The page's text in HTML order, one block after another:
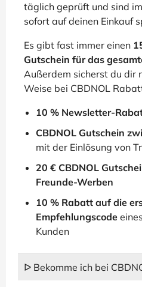
täglich geprüft und sind
sofort auf deinen Einkauf
Es gibt fast immer einen
Gutschein für das
Außerdem sicherst du dir
Weise bei CBDNOL
10 % Newsletter-
CBDNOL Gutschein
mit der Einlösung von
20 € CBDNOL
Freunde-Werben
10 % Rabatt auf die
Empfehlungscode
Kunden
ᐅ Bekomme ich bei